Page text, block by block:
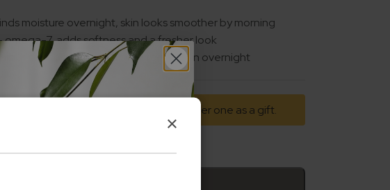
moisture overnight, skin looks smoother by morning
omega-7, adds softness and a fresher look
— comfort and protection for dry skin overnight
products marked 1+1 — get the cheaper one as a gift.
×